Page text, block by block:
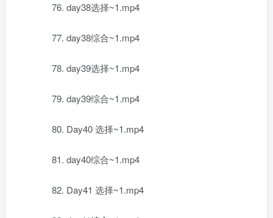
76. day38选择~1.mp4
77. day38综合~1.mp4
78. day39选择~1.mp4
79. day39综合~1.mp4
80. Day40 选择~1.mp4
81. day40综合~1.mp4
82. Day41 选择~1.mp4